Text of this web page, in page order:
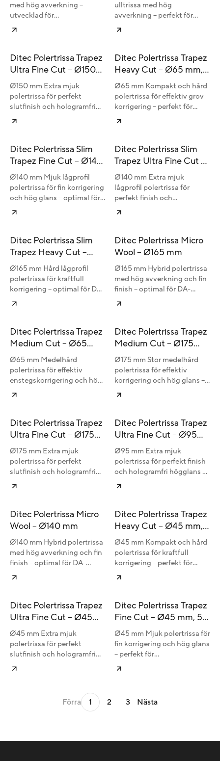
med hög avverkning –
utvecklad för
precisionsarbete och
ulltrissa med hög
avverkning – perfekt för
precisionsarbete på små och
Ditec Polertrissa Trapez
Ultra Fine Cut – Ø150
mm
Ø150 mm Extra mjuk
polertrissa för perfekt
slutfinish och hologramfri
högglans – optimal för DA-
Ditec Polertrissa Trapez
Heavy Cut – Ø65 mm,
5-pack
Ø65 mm Kompakt och hård
polertrissa för effektiv grov
korrigering – perfekt för
detaljer och mindre ytor.
Ditec Polertrissa Slim
Trapez Fine Cut – Ø140
mm
Ø140 mm Mjuk lågprofil
polertrissa för fin korrigering
och hög glans – optimal för
DA-maskiner.
Ditec Polertrissa Slim
Trapez Ultra Fine Cut –
Ø140 mm
Ø140 mm Extra mjuk
lågprofil polertrissa för
perfekt finish och
hologramfri högglans –
Ditec Polertrissa Slim
Trapez Heavy Cut –
Ø165 mm
Ø165 mm Hård lågprofil
polertrissa för kraftfull
korrigering – optimal för DA-
maskiner och större ytor.
Ditec Polertrissa Micro
Wool – Ø165 mm
Ø165 mm Hybrid polertrissa
med hög avverkning och fin
finish – optimal för DA-
maskiner och stora ytor.
Ditec Polertrissa Trapez
Medium Cut – Ø65
mm, 5-pack
Ø65 mm Medelhård
polertrissa för effektiv
enstegskorrigering och hög
glans – perfekt för detaljer
Ditec Polertrissa Trapez
Medium Cut – Ø175
mm
Ø175 mm Stor medelhård
polertrissa för effektiv
korrigering och hög glans –
optimal för DA-maskiner
Ditec Polertrissa Trapez
Ultra Fine Cut – Ø175
mm
Ø175 mm Extra mjuk
polertrissa för perfekt
slutfinish och hologramfri
högglans – optimal för DA-
Ditec Polertrissa Trapez
Ultra Fine Cut – Ø95
mm
Ø95 mm Extra mjuk
polertrissa för perfekt finish
och hologramfri högglans –
idealisk för DA-maskiner och
Ditec Polertrissa Micro
Wool – Ø140 mm
Ø140 mm Hybrid polertrissa
med hög avverkning och fin
finish – optimal för DA-
maskiner och mindre ytor.
Ditec Polertrissa Trapez
Heavy Cut – Ø45 mm,
5-pack
Ø45 mm Kompakt och hård
polertrissa för kraftfull
korrigering – perfekt för
precisionsarbete och små
Ditec Polertrissa Trapez
Ultra Fine Cut – Ø45
mm, 5-pack
Ø45 mm Extra mjuk
polertrissa för perfekt
slutfinish och hologramfri
högglans – idealisk för
Ditec Polertrissa Trapez
Fine Cut – Ø45 mm, 5-
pack
Ø45 mm Mjuk polertrissa för
fin korrigering och hög glans
– perfekt för
precisionsarbete och små
Förra 1 2 3 Nästa